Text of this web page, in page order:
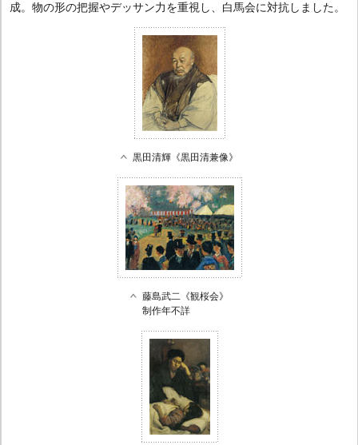
成。物の形の把握やデッサン力を重視し、白馬会に対抗しました。
黒田清輝《黒田清兼像》
藤島武二《観桜会》
制作年不詳